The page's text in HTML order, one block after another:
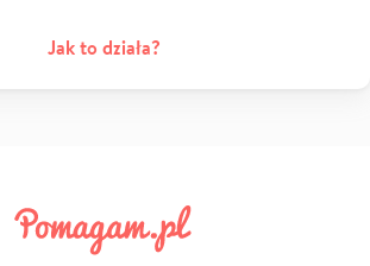
Jak to działa?